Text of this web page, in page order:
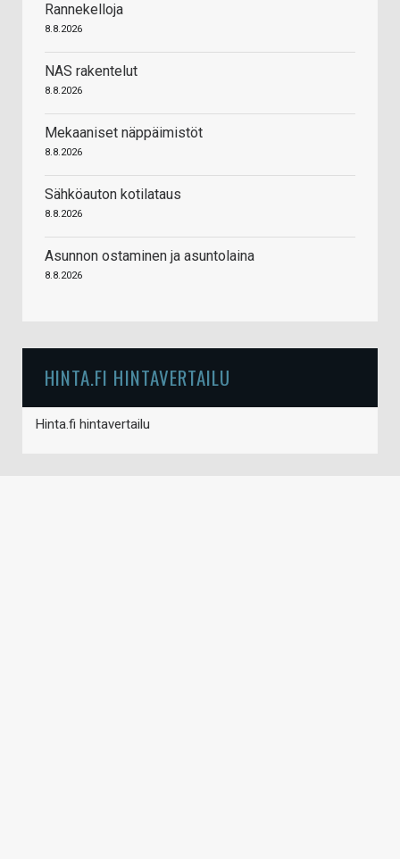
Rannekelloja
8.8.2026
NAS rakentelut
8.8.2026
Mekaaniset näppäimistöt
8.8.2026
Sähköauton kotilataus
8.8.2026
Asunnon ostaminen ja asuntolaina
8.8.2026
HINTA.FI HINTAVERTAILU
Hinta.fi hintavertailu